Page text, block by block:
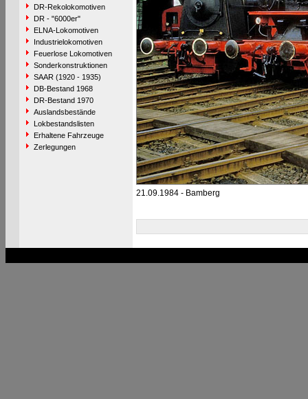
DR-Rekolokomotiven
DR - "6000er"
ELNA-Lokomotiven
Industrielokomotiven
Feuerlose Lokomotiven
Sonderkonstruktionen
SAAR (1920 - 1935)
DB-Bestand 1968
DR-Bestand 1970
Auslandsbestände
Lokbestandslisten
Erhaltene Fahrzeuge
Zerlegungen
21.09.1984 - Bamberg